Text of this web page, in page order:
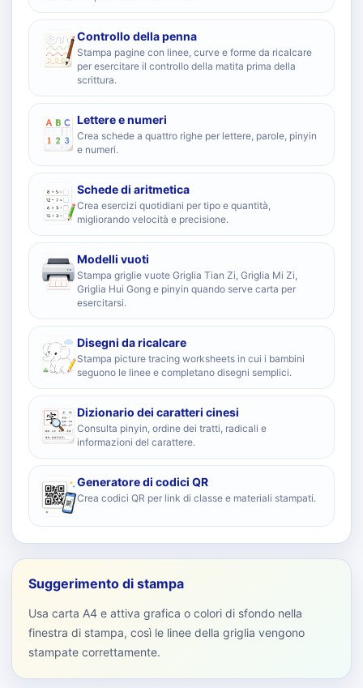
Controllo della penna
Stampa pagine con linee, curve e forme da ricalcare
per esercitare il controllo della matita prima della
scrittura.
Lettere e numeri
Crea schede a quattro righe per lettere, parole, pinyin
e numeri.
Schede di aritmetica
Crea esercizi quotidiani per tipo e quantità,
migliorando velocità e precisione.
Modelli vuoti
Stampa griglie vuote Griglia Tian Zi, Griglia Mi Zi,
Griglia Hui Gong e pinyin quando serve carta per
esercitarsi.
Disegni da ricalcare
Stampa picture tracing worksheets in cui i bambini
seguono le linee e completano disegni semplici.
Dizionario dei caratteri cinesi
Consulta pinyin, ordine dei tratti, radicali e
informazioni del carattere.
Generatore di codici QR
Crea codici QR per link di classe e materiali stampati.
Suggerimento di stampa
Usa carta A4 e attiva grafica o colori di sfondo nella
finestra di stampa, così le linee della griglia vengono
stampate correttamente.